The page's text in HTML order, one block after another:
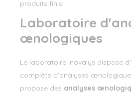
produits finis.
Laboratoire
œnologiques
Le laboratoire Inovalys dispose
complète d'analyses
propose des analyses